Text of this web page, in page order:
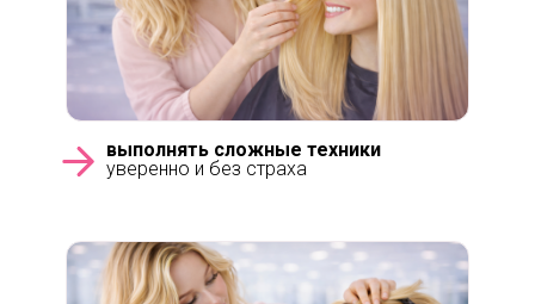
выполнять сложные техники
уверенно и без страха